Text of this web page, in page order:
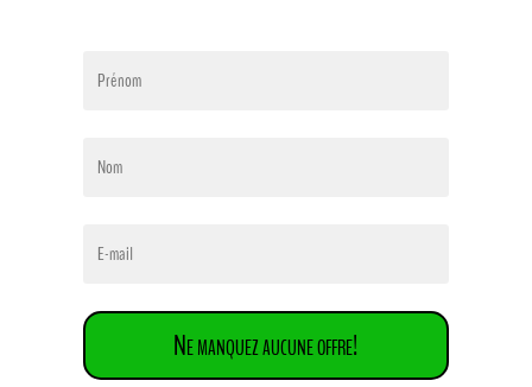
Ne manquez aucune offre!